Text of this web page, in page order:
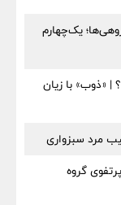
یک‌چهارم
| «ذوب» با زیان
مرد سبزواری
میلیارد افت پرتفوی گروه